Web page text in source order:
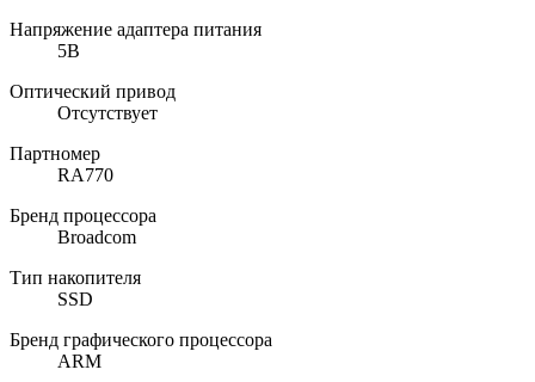
Напряжение адаптера питания
5В
Оптический привод
Отсутствует
Партномер
RA770
Бренд процессора
Broadcom
Тип накопителя
SSD
Бренд графического процессора
ARM